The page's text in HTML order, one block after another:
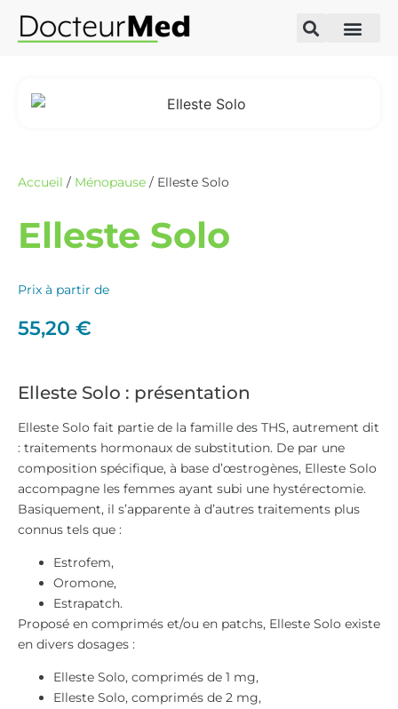
Accueil / Ménopause / Elleste Solo
Elleste Solo
Prix à partir de
55,20 €
Elleste Solo : présentation
Elleste Solo fait partie de la famille des THS, autrement dit
: traitements hormonaux de substitution. De par une
composition spécifique, à base d’œstrogènes, Elleste Solo
accompagne les femmes ayant subi une hystérectomie.
Basiquement, il s’apparente à d’autres traitements plus
connus tels que :
Estrofem,
Oromone,
Estrapatch.
Proposé en comprimés et/ou en patchs, Elleste Solo existe
en divers dosages :
Elleste Solo, comprimés de 1 mg,
Elleste Solo, comprimés de 2 mg,